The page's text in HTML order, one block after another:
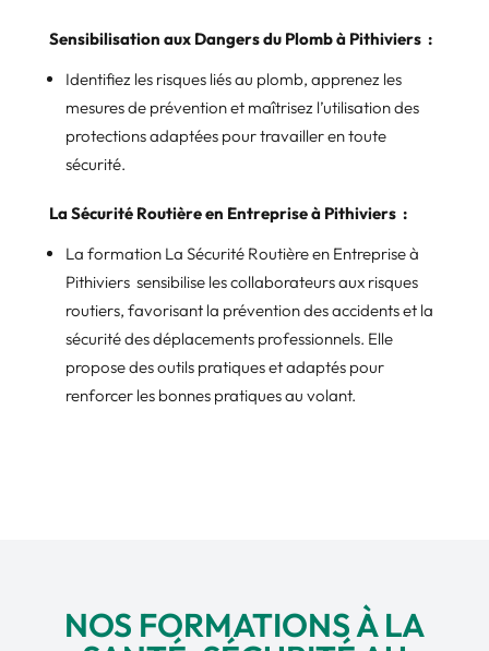
Sensibilisation aux Dangers du Plomb à Pithiviers :
Identifiez les risques liés au plomb, apprenez les
mesures de prévention et maîtrisez l’utilisation des
protections adaptées pour travailler en toute
sécurité.
La Sécurité Routière en Entreprise à Pithiviers :
La formation La Sécurité Routière en Entreprise à
Pithiviers sensibilise les collaborateurs aux risques
routiers, favorisant la prévention des accidents et la
sécurité des déplacements professionnels. Elle
propose des outils pratiques et adaptés pour
renforcer les bonnes pratiques au volant.
NOS FORMATIONS À LA